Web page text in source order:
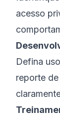
acesso
Defina
reporte